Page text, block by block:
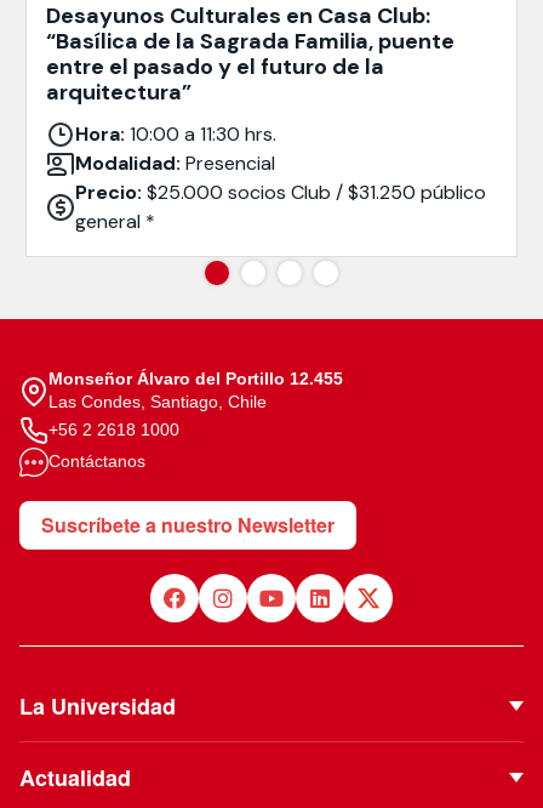
Desayunos Culturales en Casa Club:
“Basílica de la Sagrada Familia, puente
entre el pasado y el futuro de la
arquitectura”
Hora: 10:00 a 11:30 hrs.
Modalidad: Presencial
Precio: $25.000 socios Club / $31.250 público
general *
Monseñor Álvaro del Portillo 12.455
Las Condes, Santiago, Chile
+56 2 2618 1000
Contáctanos
Suscríbete a nuestro Newsletter
La Universidad
Actualidad